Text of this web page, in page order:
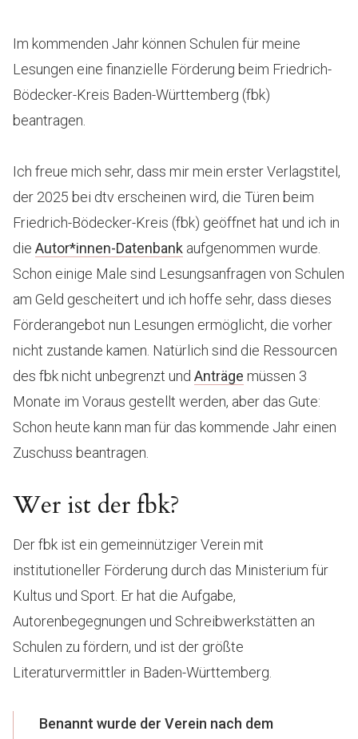
Im kommenden Jahr können Schulen für meine
Lesungen eine finanzielle Förderung beim Friedrich-
Bödecker-Kreis Baden-Württemberg (fbk)
beantragen.
Ich freue mich sehr, dass mir mein erster Verlagstitel,
der 2025 bei dtv erscheinen wird, die Türen beim
Friedrich-Bödecker-Kreis (fbk) geöffnet hat und ich in
die Autor*innen-Datenbank aufgenommen wurde.
Schon einige Male sind Lesungsanfragen von Schulen
am Geld gescheitert und ich hoffe sehr, dass dieses
Förderangebot nun Lesungen ermöglicht, die vorher
nicht zustande kamen. Natürlich sind die Ressourcen
des fbk nicht unbegrenzt und Anträge müssen 3
Monate im Voraus gestellt werden, aber das Gute:
Schon heute kann man für das kommende Jahr einen
Zuschuss beantragen.
Wer ist der fbk?
Der fbk ist ein gemeinnütziger Verein mit
institutioneller Förderung durch das Ministerium für
Kultus und Sport. Er hat die Aufgabe,
Autorenbegegnungen und Schreibwerkstätten an
Schulen zu fördern, und ist der größte
Literaturvermittler in Baden-Württemberg.
Benannt wurde der Verein nach dem